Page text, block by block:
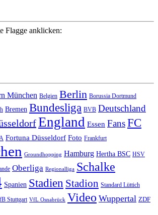
Flagge anklicken:
München Belgien Berlin Borussia Dortmund
Bremen Bundesliga BVB Deutschland
England Essen FansFC
Fortuna Düsseldorf Foto Frankfurt
Groundhopping Hamburg Hertha BSC HSV
Oberliga Regionalliga Schalke
Spanien Stadien Stadion Standard Lüttich
Stuttgart VfL Osnabrück Video Wuppertal ZDF